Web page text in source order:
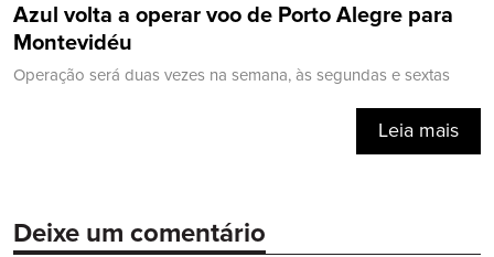
Azul volta a operar voo de Porto Alegre para
Montevidéu
Operação será duas vezes na semana, às segundas e sextas
Leia mais
Deixe um comentário